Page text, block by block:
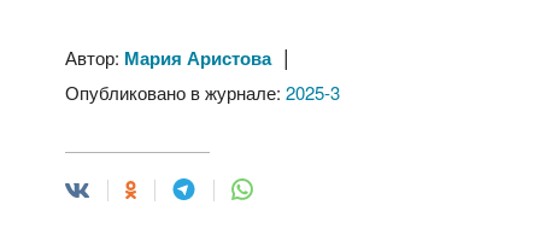
Автор: Мария Аристова|
Опубликовано в журнале: 2025-3